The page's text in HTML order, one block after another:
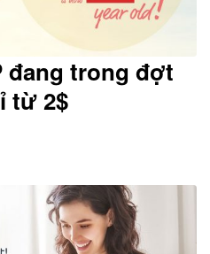
đang trong đợt
từ 2$